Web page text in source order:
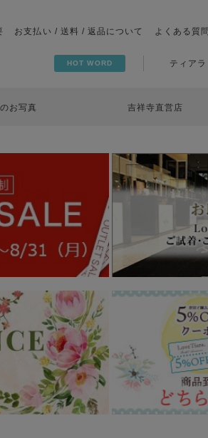
お支払い / 送料 / 返品について よくある質問
HOT WORD ティアラ
お写真 吉祥寺直営店